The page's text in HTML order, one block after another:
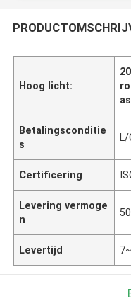
Hoog licht:
Betalingsconditie
s
L/
Certificering
Levering vermoge
n
Levertijd